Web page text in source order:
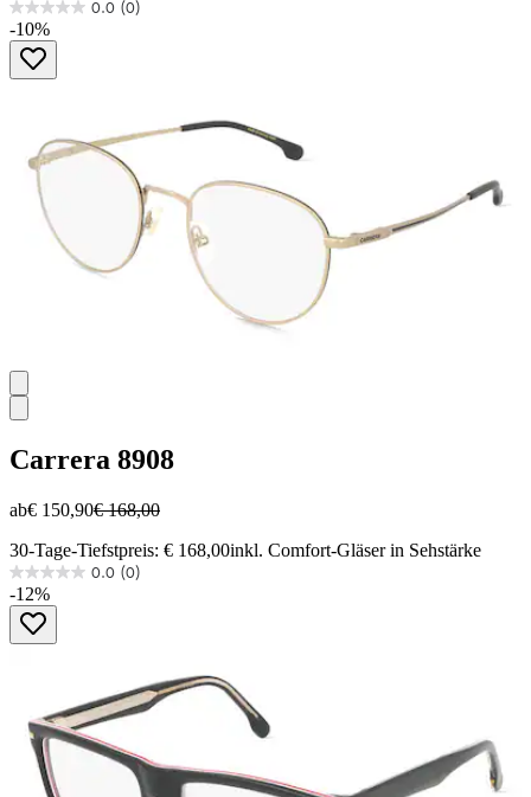
0.0 (0)
0.0
von
Sternen.
-10%
Carrera 8908
ab€ 150,90€ 168,00
30-Tage-Tiefstpreis: € 168,00inkl. Comfort-Gläser in Sehstärke
0.0 (0)
0.0
von
Sternen.
-12%